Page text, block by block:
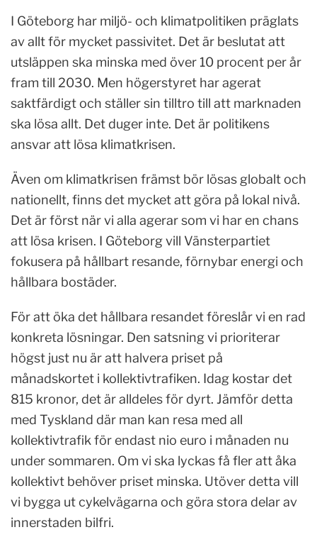
I Göteborg har miljö- och klimatpolitiken präglats
av allt för mycket passivitet. Det är beslutat att
utsläppen ska minska med över 10 procent per år
fram till 2030. Men högerstyret har agerat
saktfärdigt och ställer sin tilltro till att marknaden
ska lösa allt. Det duger inte. Det är politikens
ansvar att lösa klimatkrisen.
Även om klimatkrisen främst bör lösas globalt och
nationellt, finns det mycket att göra på lokal nivå.
Det är först när vi alla agerar som vi har en chans
att lösa krisen. I Göteborg vill Vänsterpartiet
fokusera på hållbart resande, förnybar energi och
hållbara bostäder.
För att öka det hållbara resandet föreslår vi en rad
konkreta lösningar. Den satsning vi prioriterar
högst just nu är att halvera priset på
månadskortet i kollektivtrafiken. Idag kostar det
815 kronor, det är alldeles för dyrt. Jämför detta
med Tyskland där man kan resa med all
kollektivtrafik för endast nio euro i månaden nu
under sommaren. Om vi ska lyckas få fler att åka
kollektivt behöver priset minska. Utöver detta vill
vi bygga ut cykelvägarna och göra stora delar av
innerstaden bilfri.